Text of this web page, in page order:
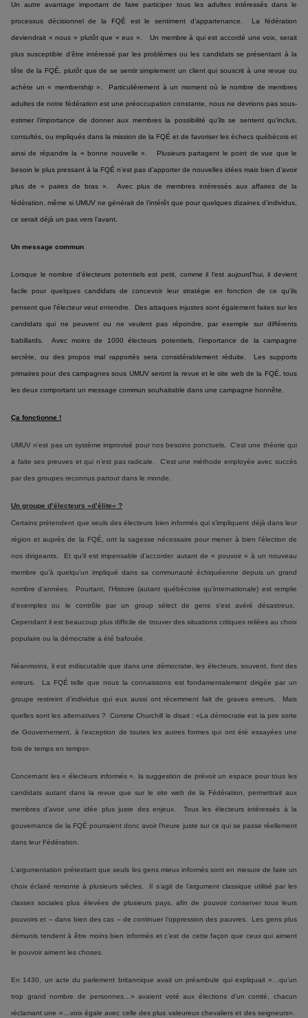
Un autre avantage important de faire participer tous les adultes intéressés dans le
processus décisionnel de la FQÉ est le sentiment d’appartenance. La fédération
deviendrait « nous » plutôt que « eux ». Un membre à qui est accordé une voix, serait
plus susceptible d’être intéressé par les problèmes ou les candidats se présentant à la
tête de la FQÉ, plutôt que de se sentir simplement un client qui souscrit à une revue ou
achète un « membership ». Particulièrement à un moment où le nombre de membres
adultes de notre fédération est une préoccupation constante, nous ne devrions pas sous-
estimer l’importance de donner aux membres la possibilité qu’ils se sentent qu’inclus,
consultés, ou impliqués dans la mission de la FQÉ et de favoriser les échecs québécois et
ainsi de répandre la « bonne nouvelle ». Plusieurs partagent le point de vue que le
besoin le plus pressant à la FQÉ n’est pas d’apporter de nouvelles idées mais bien d’avoir
plus de « paires de bras ». Avec plus de membres intéressés aux affaires de la
fédération, même si UMUV ne générait de l’intérêt que pour quelques dizaines d’individus,
ce serait déjà un pas vers l’avant.
Un message commun
Lorsque le nombre d'électeurs potentiels est petit, comme il l’est aujourd'hui, il devient
facile pour quelques candidats de concevoir leur stratégie en fonction de ce qu'ils
pensent que l'électeur veut entendre. Des attaques injustes sont également faites sur les
candidats qui ne peuvent ou ne veulent pas répondre, par exemple sur différents
babillards. Avec moins de 1000 électeurs potentiels, l'importance de la campagne
secrète, ou des propos mal rapportés sera considérablement réduite. Les supports
primaires pour des campagnes sous UMUV seront la revue et le site web de la FQÉ, tous
les deux comportant un message commun souhaitable dans une campagne honnête.
Ça fonctionne !
UMUV n'est pas un système improvisé pour nos besoins ponctuels. C’est une théorie qui
a faite ses preuves et qui n’est pas radicale. C’est une méthode employée avec succès
par des groupes reconnus partout dans le monde.
Un groupe d’électeurs «d’élite» ?
Certains prétendent que seuls des électeurs bien informés qui s’impliquent déjà dans leur
région et auprès de la FQÉ, ont la sagesse nécessaire pour mener à bien l’élection de
nos dirigeants. Et qu’il est impensable d’accorder autant de « pouvoir » à un nouveau
membre qu’à quelqu’un impliqué dans sa communauté échiquéenne depuis un grand
nombre d’années. Pourtant, l’Histoire (autant québécoise qu’internationale) est remplie
d’exemples ou le contrôle par un group sélect de gens s’est avéré désastreux.
Cependant il est beaucoup plus difficile de trouver des situations critiques reliées au choix
populaire ou la démocratie a été bafouée.
Néanmoins, il est indiscutable que dans une démocratie, les électeurs, souvent, font des
erreurs. La FQÉ telle que nous la connaissons est fondamentalement dirigée par un
groupe restreint d’individus qui eux aussi ont récemment fait de graves erreurs. Mais
quelles sont les alternatives ? Comme Churchill le disait : «La démocratie est la pire sorte
de Gouvernement, à l’exception de toutes les autres formes qui ont été essayées une
fois de temps en temps».
Concernant les « électeurs informés », la suggestion de prévoir un espace pour tous les
candidats autant dans la revue que sur le site web de la Fédération, permettrait aux
membres d’avoir une idée plus juste des enjeux. Tous les électeurs intéressés à la
gouvernance de la FQÉ pourraient donc avoir l’heure juste sur ce qui se passe réellement
dans leur Fédération.
L’argumentation prétextant que seuls les gens mieux informés sont en mesure de faire un
choix éclairé remonte à plusieurs siècles. Il s’agit de l’argument classique utilisé par les
classes sociales plus élevées de plusieurs pays, afin de pouvoir conserver tous leurs
pouvoirs et – dans bien des cas – de continuer l’oppression des pauvres. Les gens plus
démunis tendent à être moins bien informés et c’est de cette façon que ceux qui aiment
le pouvoir aiment les choses.
En 1430, un acte du parlement britannique avait un préambule qui expliquait «…qu’un
trop grand nombre de personnes…» avaient voté aux élections d’un comté, chacun
réclamant une «…voix égale avec celle des plus valeureux chevaliers et des seigneurs».